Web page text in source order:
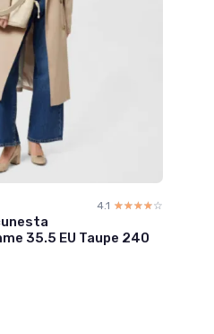
4.1 ☆☆☆☆☆
★★★★★
35.5 EU Taupe 240